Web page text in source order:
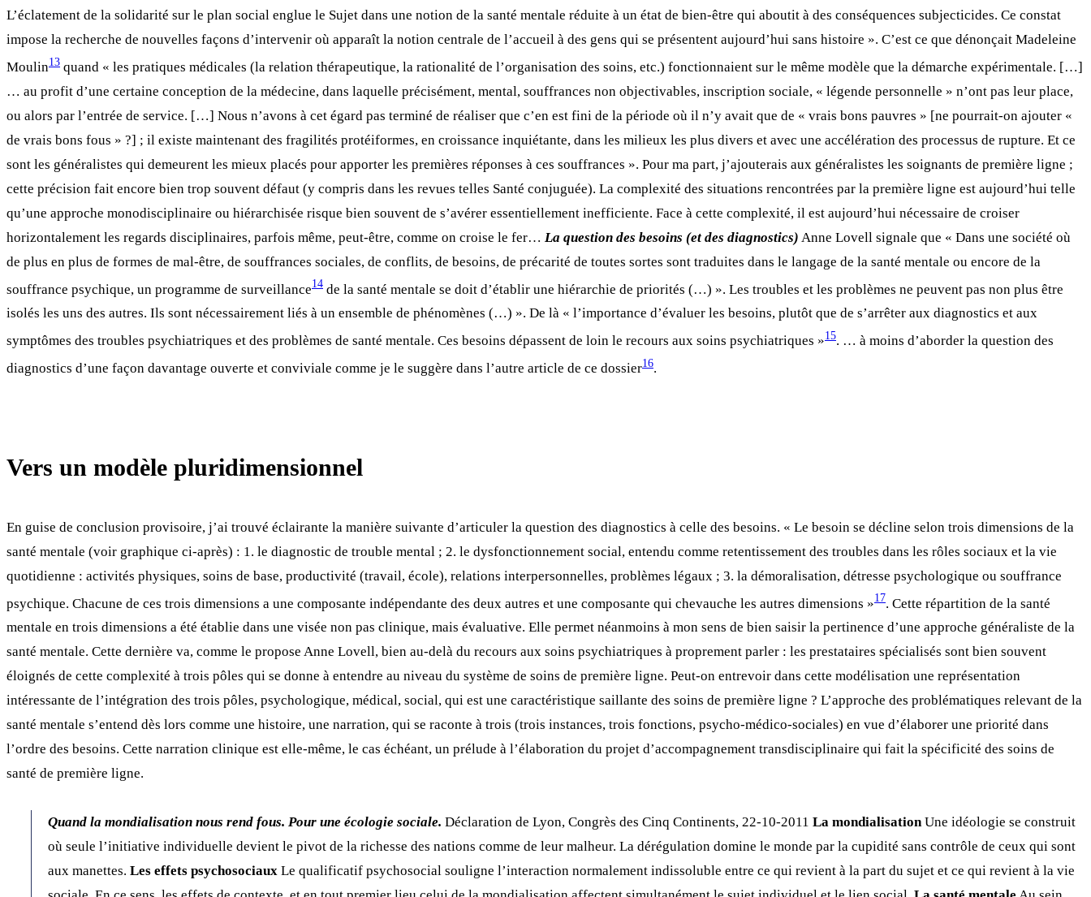
L’éclatement de la solidarité sur le plan social englue le Sujet dans une notion de la santé mentale réduite à un état de bien-être qui aboutit à des conséquences subjecticides. Ce constat
impose la recherche de nouvelles façons d’intervenir où apparaît la notion centrale de l’accueil à des gens qui se présentent aujourd’hui sans histoire ». C’est ce que dénonçait Madeleine
Moulin13 quand « les pratiques médicales (la relation thérapeutique, la rationalité de l’organisation des soins, etc.) fonctionnaient sur le même modèle que la démarche expérimentale. […]
… au profit d’une certaine conception de la médecine, dans laquelle précisément, mental, souffrances non objectivables, inscription sociale, « légende personnelle » n’ont pas leur place,
ou alors par l’entrée de service. […] Nous n’avons à cet égard pas terminé de réaliser que c’en est fini de la période où il n’y avait que de « vrais bons pauvres » [ne pourrait-on ajouter «
de vrais bons fous » ?] ; il existe maintenant des fragilités protéiformes, en croissance inquiétante, dans les milieux les plus divers et avec une accélération des processus de rupture. Et ce
sont les généralistes qui demeurent les mieux placés pour apporter les premières réponses à ces souffrances ». Pour ma part, j’ajouterais aux généralistes les soignants de première ligne ;
cette précision fait encore bien trop souvent défaut (y compris dans les revues telles Santé conjuguée). La complexité des situations rencontrées par la première ligne est aujourd’hui telle
qu’une approche monodisciplinaire ou hiérarchisée risque bien souvent de s’avérer essentiellement inefficiente. Face à cette complexité, il est aujourd’hui nécessaire de croiser
horizontalement les regards disciplinaires, parfois même, peut-être, comme on croise le fer… La question des besoins (et des diagnostics) Anne Lovell signale que « Dans une société où
de plus en plus de formes de mal-être, de souffrances sociales, de conflits, de besoins, de précarité de toutes sortes sont traduites dans le langage de la santé mentale ou encore de la
souffrance psychique, un programme de surveillance14 de la santé mentale se doit d’établir une hiérarchie de priorités (…) ». Les troubles et les problèmes ne peuvent pas non plus être
isolés les uns des autres. Ils sont nécessairement liés à un ensemble de phénomènes (…) ». De là « l’importance d’évaluer les besoins, plutôt que de s’arrêter aux diagnostics et aux
symptômes des troubles psychiatriques et des problèmes de santé mentale. Ces besoins dépassent de loin le recours aux soins psychiatriques »15. … à moins d’aborder la question des
diagnostics d’une façon davantage ouverte et conviviale comme je le suggère dans l’autre article de ce dossier16.
Vers un modèle pluridimensionnel
En guise de conclusion provisoire, j’ai trouvé éclairante la manière suivante d’articuler la question des diagnostics à celle des besoins. « Le besoin se décline selon trois dimensions de la
santé mentale (voir graphique ci-après) : 1. le diagnostic de trouble mental ; 2. le dysfonctionnement social, entendu comme retentissement des troubles dans les rôles sociaux et la vie
quotidienne : activités physiques, soins de base, productivité (travail, école), relations interpersonnelles, problèmes légaux ; 3. la démoralisation, détresse psychologique ou souffrance
psychique. Chacune de ces trois dimensions a une composante indépendante des deux autres et une composante qui chevauche les autres dimensions »17. Cette répartition de la santé
mentale en trois dimensions a été établie dans une visée non pas clinique, mais évaluative. Elle permet néanmoins à mon sens de bien saisir la pertinence d’une approche généraliste de la
santé mentale. Cette dernière va, comme le propose Anne Lovell, bien au-delà du recours aux soins psychiatriques à proprement parler : les prestataires spécialisés sont bien souvent
éloignés de cette complexité à trois pôles qui se donne à entendre au niveau du système de soins de première ligne. Peut-on entrevoir dans cette modélisation une représentation
intéressante de l’intégration des trois pôles, psychologique, médical, social, qui est une caractéristique saillante des soins de première ligne ? L’approche des problématiques relevant de la
santé mentale s’entend dès lors comme une histoire, une narration, qui se raconte à trois (trois instances, trois fonctions, psycho-médico-sociales) en vue d’élaborer une priorité dans
l’ordre des besoins. Cette narration clinique est elle-même, le cas échéant, un prélude à l’élaboration du projet d’accompagnement transdisciplinaire qui fait la spécificité des soins de
santé de première ligne.
Quand la mondialisation nous rend fous. Pour une écologie sociale. Déclaration de Lyon, Congrès des Cinq Continents, 22-10-2011 La mondialisationUne idéologie se construit
où seule l’initiative individuelle devient le pivot de la richesse des nations comme de leur malheur. La dérégulation domine le monde par la cupidité sans contrôle de ceux qui sont
aux manettes. Les effets psychosociaux Le qualificatif psychosocial souligne l’interaction normalement indissoluble entre ce qui revient à la part du sujet et ce qui revient à la vie